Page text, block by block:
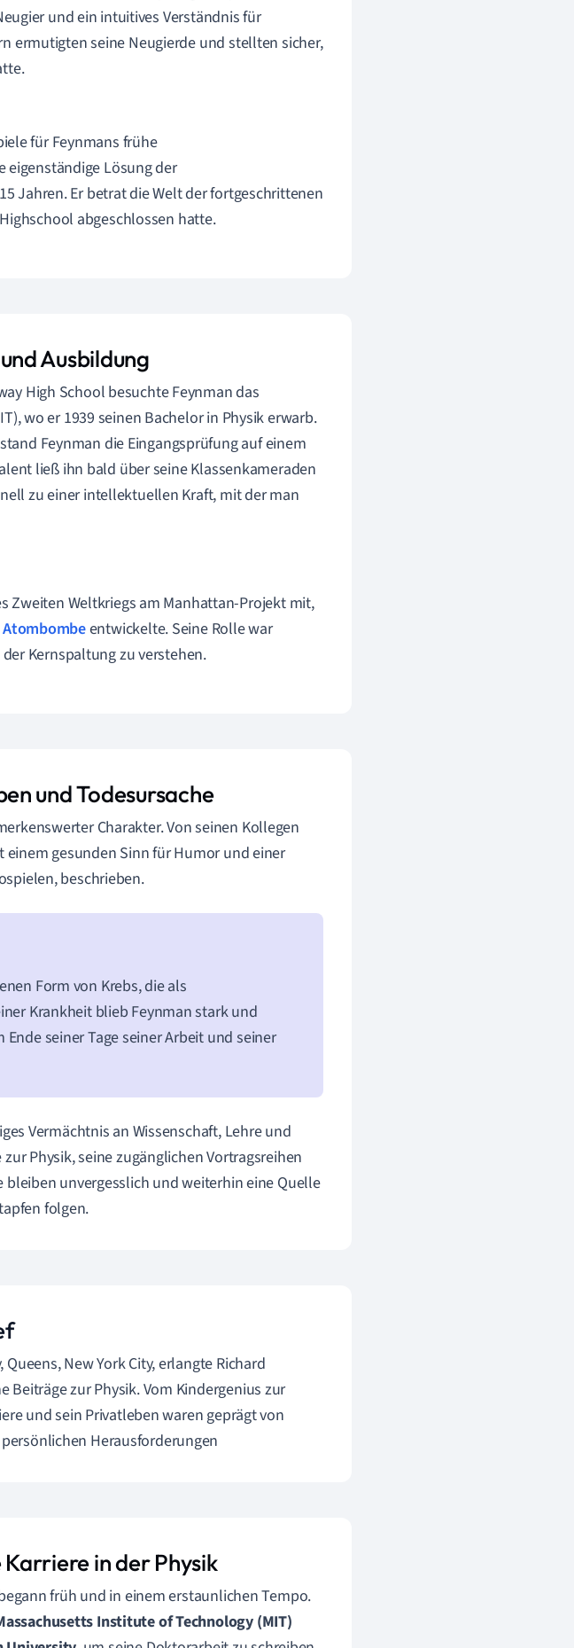
und ein intuitives Verständnis für
ermutigten seine Neugierde und stellten sicher,
für Feynmans frühe
eigenständige Lösung der
Jahren. Er betrat die Welt der fortgeschrittenen
abgeschlossen hatte.
Ausbildung
High School besuchte Feynman das
wo er 1939 seinen Bachelor in Physik erwarb.
Feynman die Eingangsprüfung auf einem
ließ ihn bald über seine Klassenkameraden
zu einer intellektuellen Kraft, mit der man
Zweiten Weltkriegs am Manhattan-Projekt mit,
Atombombeentwickelte. Seine Rolle war
Kernspaltung zu verstehen.
und Todesursache
Charakter. Von seinen Kollegen
gesunden Sinn für Humor und einer
beschrieben.
Form von Krebs, die als
Krankheit blieb Feynman stark und
seiner Tage seiner Arbeit und seiner
Vermächtnis an Wissenschaft, Lehre und
Physik, seine zugänglichen Vortragsreihen
unvergesslich und weiterhin eine Quelle
folgen.
New York City, erlangte Richard
zur Physik. Vom Kindergenius zur
und sein Privatleben waren geprägt von
Herausforderungen
in der Physik
früh und in einem erstaunlichen Tempo.
Institute of Technology (MIT)